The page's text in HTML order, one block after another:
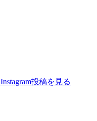
Instagram投稿を見る